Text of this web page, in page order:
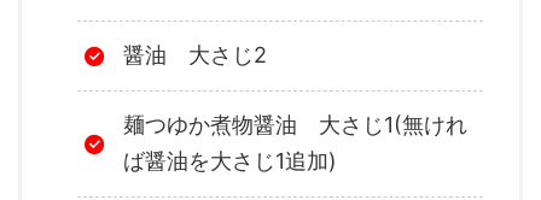
醤油 大さじ2
麺つゆか煮物醤油 大さじ1(無けれ
ば醤油を大さじ1追加)